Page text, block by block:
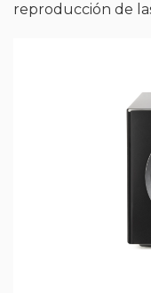
reproducción de